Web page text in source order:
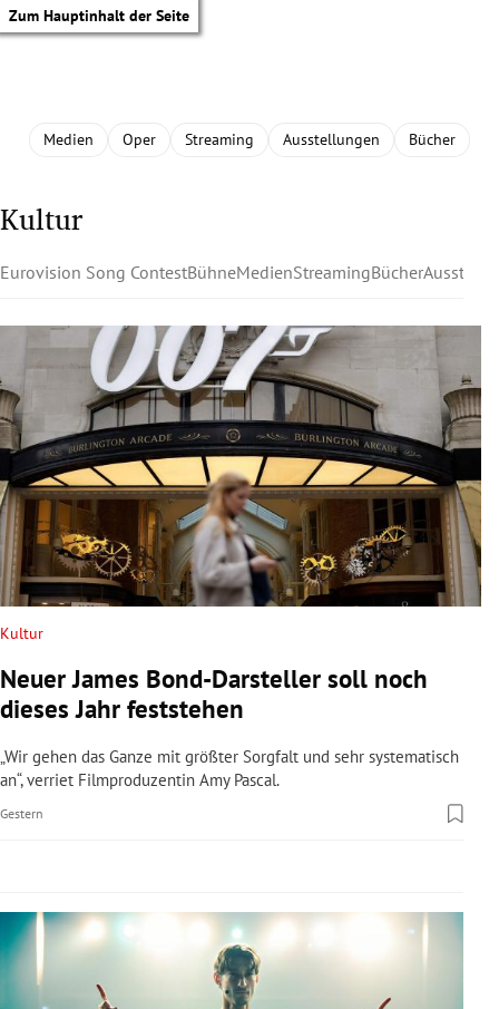
Zum Hauptinhalt der Seite
Untermenü
Untermenü
Untermenü
Untermenü
Untermenü
Untermenü
Untermenü
Medien Oper Streaming Ausstellungen Bücher
Kultur
Eurovision Song ContestBühneMedienStreamingBücher
Kultur
Neuer James Bond-Darsteller soll noch
dieses Jahr feststehen
„Wir gehen das Ganze mit größter Sorgfalt und sehr systematisch
an“, verriet Filmproduzentin Amy Pascal.
Gestern